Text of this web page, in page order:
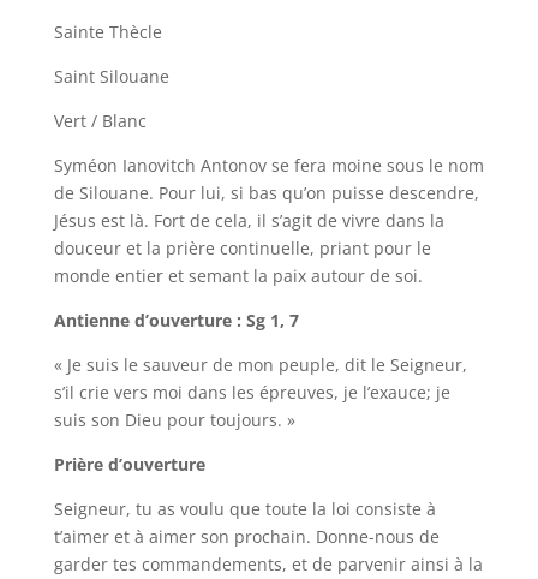
Sainte Thècle
Saint Silouane
Vert / Blanc
Syméon Ianovitch Antonov se fera moine sous le nom
de Silouane. Pour lui, si bas qu’on puisse descendre,
Jésus est là. Fort de cela, il s’agit de vivre dans la
douceur et la prière continuelle, priant pour le
monde entier et semant la paix autour de soi.
Antienne d’ouverture : Sg 1, 7
« Je suis le sauveur de mon peuple, dit le Seigneur,
s’il crie vers moi dans les épreuves, je l’exauce; je
suis son Dieu pour toujours. »
Prière d’ouverture
Seigneur, tu as voulu que toute la loi consiste à
t’aimer et à aimer son prochain. Donne-nous de
garder tes commandements, et de parvenir ainsi à la